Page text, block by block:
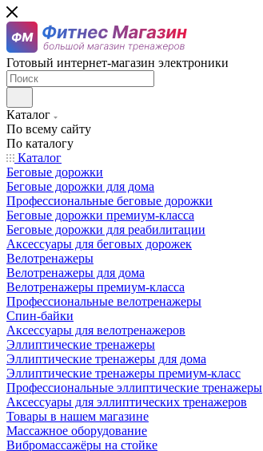
Готовый интернет-магазин электроники
Каталог
По всему сайту
По каталогу
Каталог
Беговые дорожки
Беговые дорожки для дома
Профессиональные беговые дорожки
Беговые дорожки премиум-класса
Беговые дорожки для реабилитации
Аксессуары для беговых дорожек
Велотренажеры
Велотренажеры для дома
Велотренажеры премиум-класса
Профессиональные велотренажеры
Спин-байки
Аксессуары для велотренажеров
Эллиптические тренажеры
Эллиптические тренажеры для дома
Эллиптические тренажеры премиум-класс
Профессиональные эллиптические тренажеры
Аксессуары для эллиптических тренажеров
Товары в нашем магазине
Массажное оборудование
Вибромассажёры на стойке